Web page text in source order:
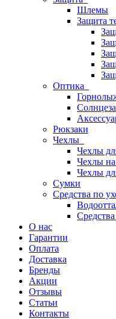
Шлемы
Защита
Оптика
Рюкзаки
Чехлы
Чехлы
Чехлы на
Чехлы
Сумки
Средства по
О нас
Гарантии
Оплата
Доставка
Бренды
Акции
Отзывы
Статьи
Контакты